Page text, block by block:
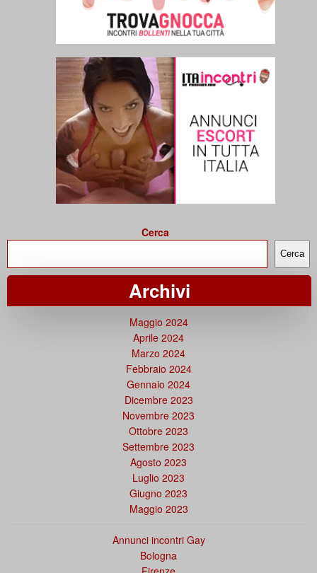
Cerca
Cerca
Archivi
Maggio 2024
Aprile 2024
Marzo 2024
Febbraio 2024
Gennaio 2024
Dicembre 2023
Novembre 2023
Ottobre 2023
Settembre 2023
Agosto 2023
Luglio 2023
Giugno 2023
Maggio 2023
Annunci incontri Gay
Bologna